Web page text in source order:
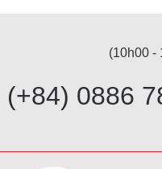
(10h00 -
(+84) 0886